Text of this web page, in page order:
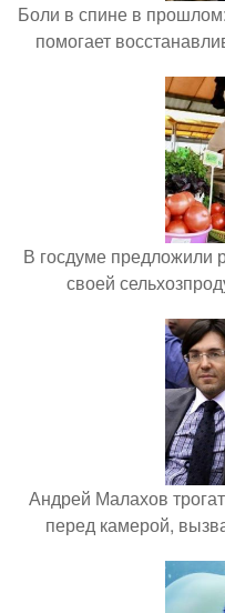
Боли в спине в
помогает
В госдуме предложили
своей
Андрей Малахов
перед камерой,